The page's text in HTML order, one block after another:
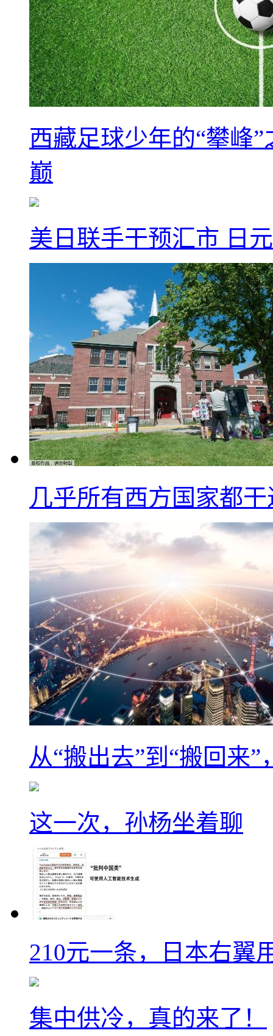
西藏足球少年的“攀峰
巅
美日联手干预汇市 日
几乎所有西方国家都
从“搬出去”到“搬回来
这一次，孙杨坐着聊
210元一条，日本右翼
集中供冷，真的来了！